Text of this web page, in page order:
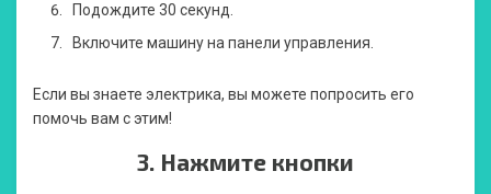
Подождите 30 секунд.
Включите машину на панели управления.
Если вы знаете электрика, вы можете попросить его
помочь вам с этим!
3. Нажмите кнопки